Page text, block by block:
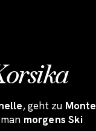
, geht zu Monte
morgens Ski